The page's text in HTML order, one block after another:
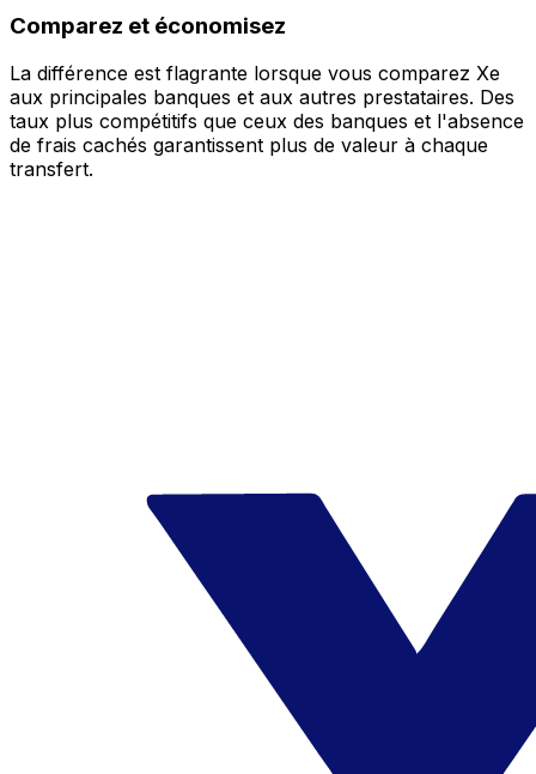
Comparez et économisez
La différence est flagrante lorsque vous comparez Xe
aux principales banques et aux autres prestataires. Des
taux plus compétitifs que ceux des banques et l'absence
de frais cachés garantissent plus de valeur à chaque
transfert.